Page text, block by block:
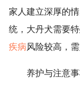
家人建立深厚的
统，大丹犬需要
疾病风险较高，
养护与注意